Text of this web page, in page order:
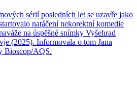
sérií posledních let se uzavře jako
natáčení nekorektní komedie
na úspěšné snímky Vyšehrad
(2025). Informovala o tom Jana
Bioscop/AQS.